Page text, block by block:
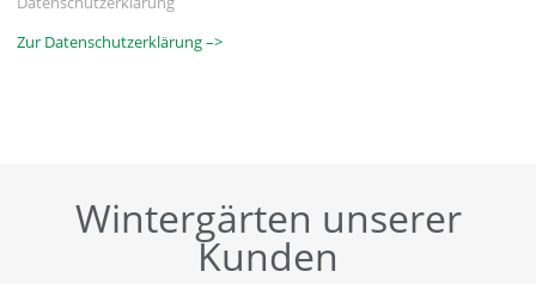
Zur Datenschutzerklärung –>
Wintergärten unserer
Kunden